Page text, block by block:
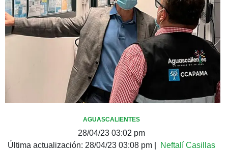
AGUASCALIENTES
28/04/23 03:02 pm
Última actualización: 28/04/23 03:08 pm Neftalí Casillas